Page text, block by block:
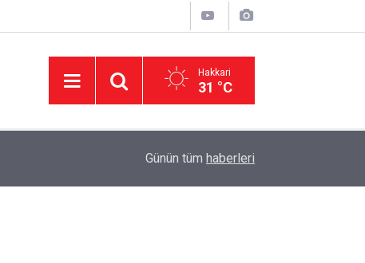
Hakkari
31 °C
Adalet Bakanı Akın Gürlek'ten 'çerçeve yasa'
Günün tüm haberleri